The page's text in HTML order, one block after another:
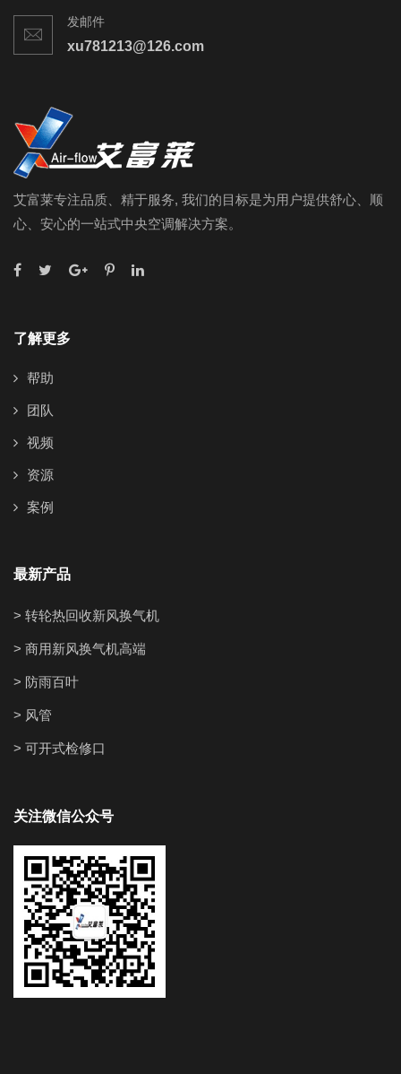
发邮件
xu781213@126.com
艾富莱专注品质、精于服务, 我们的目标是为用户提供舒心、顺
心、安心的一站式中央空调解决方案。
了解更多
帮助
团队
视频
资源
案例
最新产品
> 转轮热回收新风换气机
> 商用新风换气机高端
> 防雨百叶
> 风管
> 可开式检修口
关注微信公众号